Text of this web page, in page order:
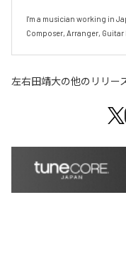
I'm a musician working in
Composer, Arranger,
左右田靖大の他のリリー